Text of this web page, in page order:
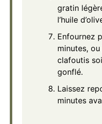
gratin
l’huile
Enfournez
minutes, ou
clafoutis
gonflé.
Laissez
minutes